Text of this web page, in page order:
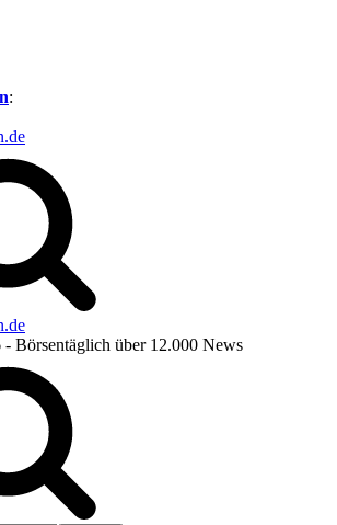
:
- Börsentäglich über 12.000 News